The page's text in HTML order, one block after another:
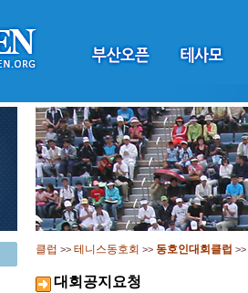
클럽 >> 테니스동호회 >> 동호인대회클럽 >>
대회공지요청